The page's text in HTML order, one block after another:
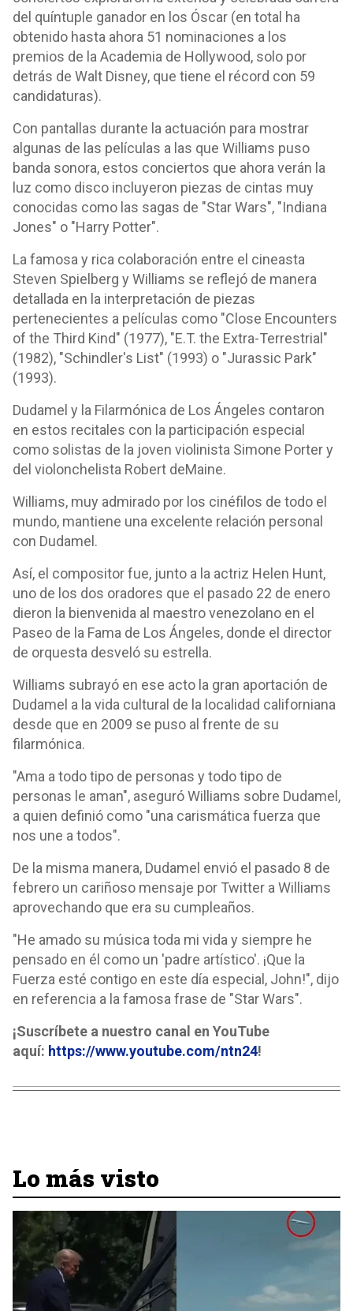
del quíntuple ganador en los Óscar (en total ha
obtenido hasta ahora 51 nominaciones a los
premios de la Academia de Hollywood, solo por
detrás de Walt Disney, que tiene el récord con 59
candidaturas).
Con pantallas durante la actuación para mostrar
algunas de las películas a las que Williams puso
banda sonora, estos conciertos que ahora verán la
luz como disco incluyeron piezas de cintas muy
conocidas como las sagas de "Star Wars", "Indiana
Jones" o "Harry Potter".
La famosa y rica colaboración entre el cineasta
Steven Spielberg y Williams se reflejó de manera
detallada en la interpretación de piezas
pertenecientes a películas como "Close Encounters
of the Third Kind" (1977), "E.T. the Extra-Terrestrial"
(1982), "Schindler's List" (1993) o "Jurassic Park"
(1993).
Dudamel y la Filarmónica de Los Ángeles contaron
en estos recitales con la participación especial
como solistas de la joven violinista Simone Porter y
del violonchelista Robert deMaine.
Williams, muy admirado por los cinéfilos de todo el
mundo, mantiene una excelente relación personal
con Dudamel.
Así, el compositor fue, junto a la actriz Helen Hunt,
uno de los dos oradores que el pasado 22 de enero
dieron la bienvenida al maestro venezolano en el
Paseo de la Fama de Los Ángeles, donde el director
de orquesta desveló su estrella.
Williams subrayó en ese acto la gran aportación de
Dudamel a la vida cultural de la localidad californiana
desde que en 2009 se puso al frente de su
filarmónica.
"Ama a todo tipo de personas y todo tipo de
personas le aman", aseguró Williams sobre Dudamel,
a quien definió como "una carismática fuerza que
nos une a todos".
De la misma manera, Dudamel envió el pasado 8 de
febrero un cariñoso mensaje por Twitter a Williams
aprovechando que era su cumpleaños.
"He amado su música toda mi vida y siempre he
pensado en él como un 'padre artístico'. ¡Que la
Fuerza esté contigo en este día especial, John!", dijo
en referencia a la famosa frase de "Star Wars".
¡Suscríbete a nuestro canal en YouTube
aquí: https://www.youtube.com/ntn24!
Lo más visto